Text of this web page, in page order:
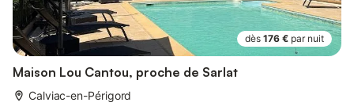
dès 176 € par nuit
Maison Lou Cantou, proche de Sarlat
Calviac-en-Périgord